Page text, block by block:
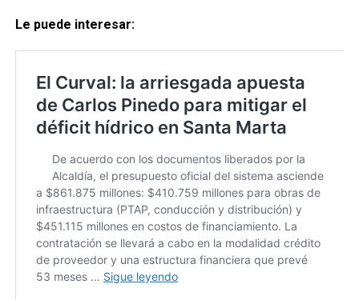
Le puede interesar: